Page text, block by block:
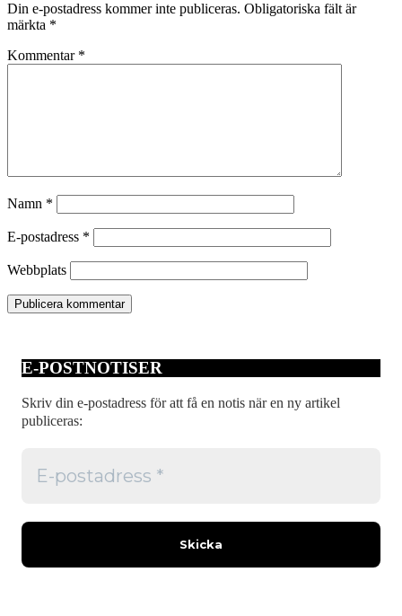
Din e-postadress kommer inte publiceras. Obligatoriska fält är
märkta *
Kommentar *
Namn *
E-postadress *
Webbplats
E-POSTNOTISER
Skriv din e-postadress för att få en notis när en ny artikel
publiceras: